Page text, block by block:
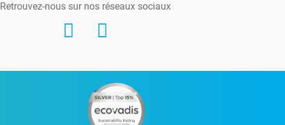
Retrouvez-nous sur nos réseaux sociaux